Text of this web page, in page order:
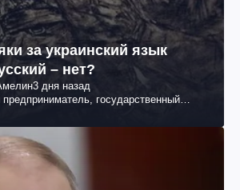
за украинский язык
– нет?
3 дня назад
предприниматель, государственный